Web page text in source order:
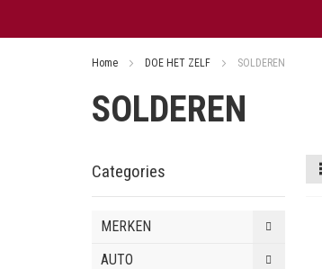
Home DOE HET ZELF SOLDEREN
SOLDEREN
als
Categories
MERKEN
AUTO